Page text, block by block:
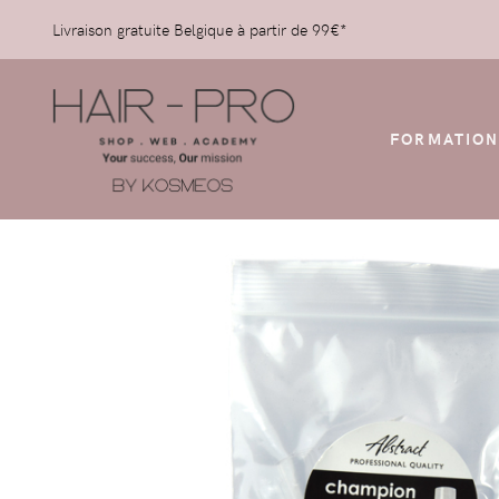
Livraison gratuite Belgique à partir de 99€*